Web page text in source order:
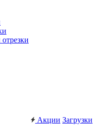
Акции Загрузки